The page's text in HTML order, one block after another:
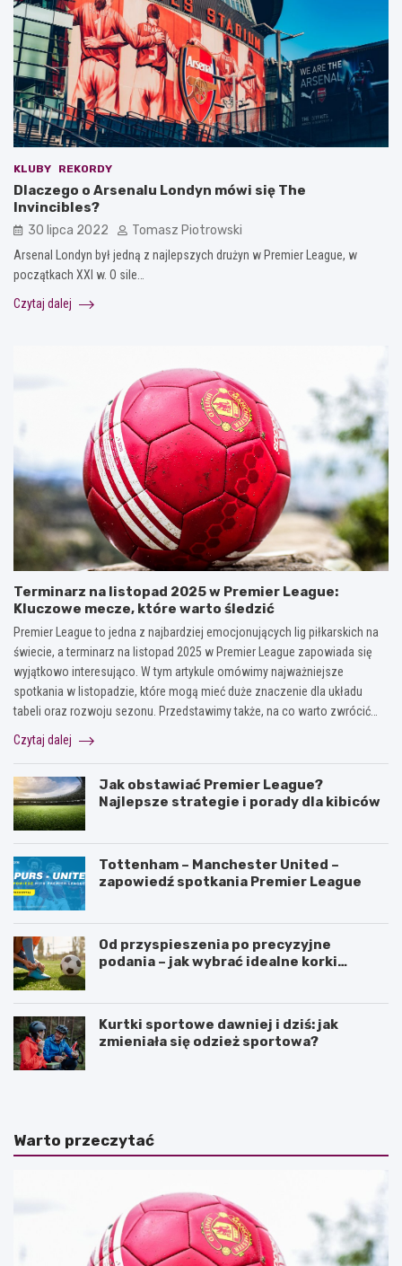
KLUBY REKORDY
Dlaczego o Arsenalu Londyn mówi się The
Invincibles?
30 lipca 2022 Tomasz Piotrowski
Arsenal Londyn był jedną z najlepszych drużyn w Premier League, w
początkach XXI w. O sile…
Czytaj dalej
Terminarz na listopad 2025 w Premier League:
Kluczowe mecze, które warto śledzić
Premier League to jedna z najbardziej emocjonujących lig piłkarskich na
świecie, a terminarz na listopad 2025 w Premier League zapowiada się
wyjątkowo interesująco. W tym artykule omówimy najważniejsze
spotkania w listopadzie, które mogą mieć duże znaczenie dla układu
tabeli oraz rozwoju sezonu. Przedstawimy także, na co warto zwrócić…
Czytaj dalej
Jak obstawiać Premier League?
Najlepsze strategie i porady dla kibiców
Tottenham – Manchester United –
zapowiedź spotkania Premier League
Od przyspieszenia po precyzyjne
podania – jak wybrać idealne korki
Kurtki sportowe dawniej i dziś: jak
zmieniała się odzież sportowa?
Warto przeczytać